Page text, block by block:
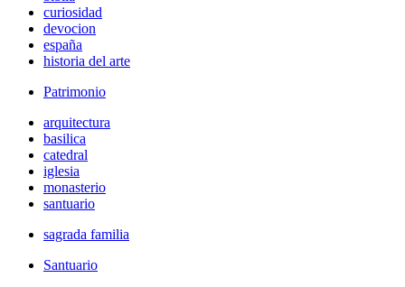
curiosidad
devocion
españa
historia del arte
Patrimonio
arquitectura
basilica
catedral
iglesia
monasterio
santuario
sagrada familia
Santuario